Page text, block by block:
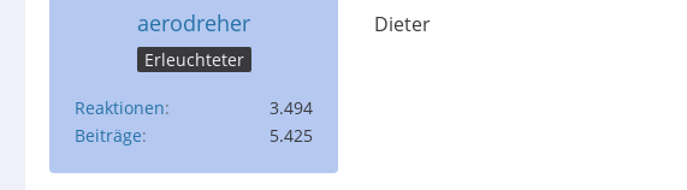
aerodreher
Erleuchteter
Reaktionen
3.494
Beiträge
5.425
Dieter